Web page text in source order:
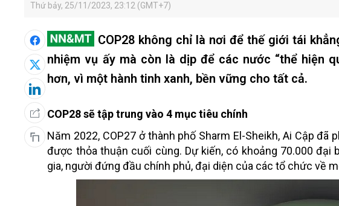
Thứ bảy, 25/11/2023, 23:12 (GMT+7)
COP28 không chỉ là nơi để thế giới tái
nhiệm vụ ấy mà còn là dịp để các nước “thể hiện
hơn, vì một hành tinh xanh, bền vững cho tất cả.
COP28 sẽ tập trung vào 4 mục tiêu chính
Năm 2022, COP27 ở thành phố Sharm El-Sheikh, Ai Cập
được thỏa thuận cuối cùng. Dự kiến, có khoảng 70.000 đại
gia, người đứng đầu chính phủ, đại diện của các tổ chức về